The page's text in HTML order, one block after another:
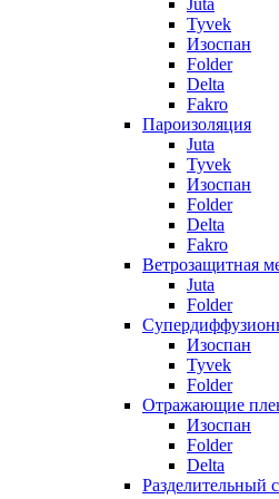
Juta
Tyvek
Изоспан
Folder
Delta
Fakro
Пароизоляция
Juta
Tyvek
Изоспан
Folder
Delta
Fakro
Ветрозащитная
Juta
Folder
Изоспан
Tyvek
Folder
Отражающие
Изоспан
Folder
Delta
Разделительный